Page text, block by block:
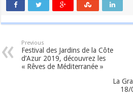
Previous
Festival des Jardins de la Côte
d’Azur 2019, découvrez les
« Rêves de Méditerranée »
La
18/